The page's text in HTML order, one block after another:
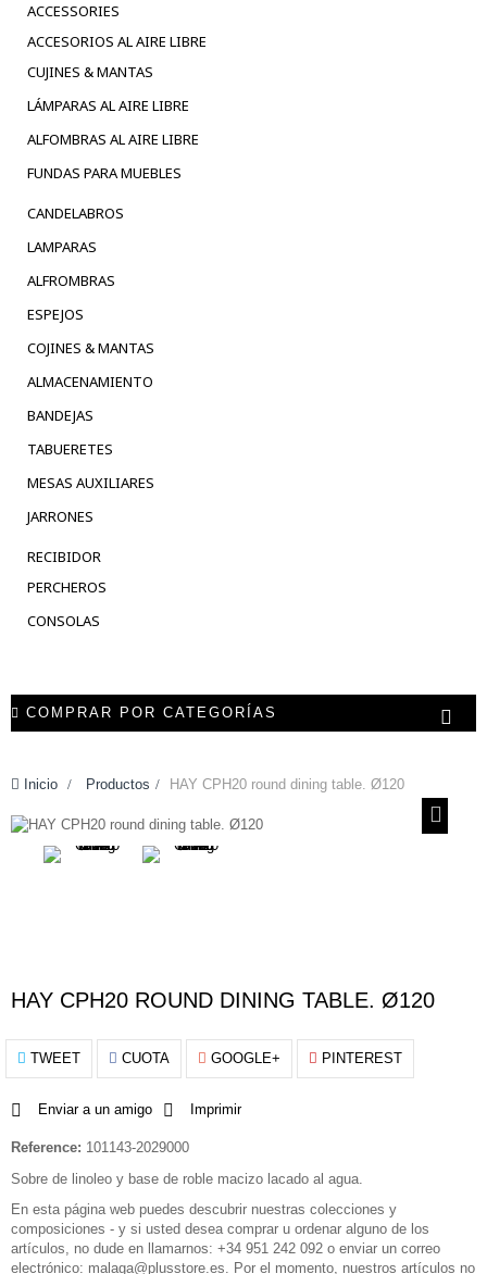
ACCESSORIES
ACCESORIOS AL AIRE LIBRE
CUJINES & MANTAS
LÁMPARAS AL AIRE LIBRE
ALFOMBRAS AL AIRE LIBRE
FUNDAS PARA MUEBLES
CANDELABROS
LAMPARAS
ALFROMBRAS
ESPEJOS
COJINES & MANTAS
ALMACENAMIENTO
BANDEJAS
TABUERETES
MESAS AUXILIARES
JARRONES
RECIBIDOR
PERCHEROS
CONSOLAS
COMPRAR POR CATEGORÍAS
Inicio > Productos > HAY CPH20 round dining table. Ø120
HAY CPH20 ROUND DINING TABLE. Ø120
TWEET CUOTA GOOGLE+ PINTEREST
Enviar a un amigo Imprimir
Reference: 101143-2029000
Sobre de linoleo y base de roble macizo lacado al agua.
En esta página web puedes descubrir nuestras colecciones y
composiciones - y si usted desea comprar u ordenar alguno de los
artículos, no dude en llamarnos: +34 951 242 092 o enviar un correo
electrónico: malaga@plusstore.es. Por el momento, nuestros artículos no